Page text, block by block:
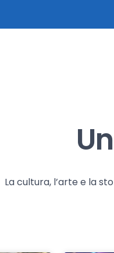
La cultura, l’arte e la